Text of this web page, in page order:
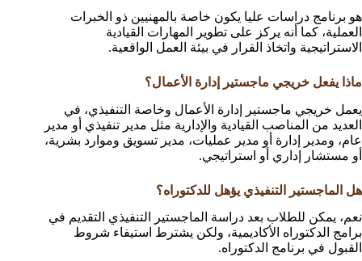
هو برنامج دراسات عليا يكون خاصة بالمهنيين ذو الخبرات
العملية، كما أنه يركز على تطوير المهارات القيادية
الاستراتيجية واتخاذ القرار في بيئة العمل الواقعية.
ماذا يفعل خريجي ماجستير إدارة الأعمال؟
يعمل خريجي ماجستير إدارة الأعمال وخاصة التنفيذي، في
العديد من المناصب القيادية والإدارية مثل مدير تنفيذي أو مدير
عام، ومدير إدارة أو مدير عمليات، مدير تسويق وموارد بشرية،
أو مستشار إداري أو استراتيجي.
هل الماجستير التنفيذي يؤهل للدكتوراه؟
نعم، يمكن للطلاب بعد دراسة الماجستير التنفيذي التقديم في
برامج الدكتوراه الأكاديمية، ولكن يشترط استيفاء شروط
القبول في برنامج الدكتوراه.